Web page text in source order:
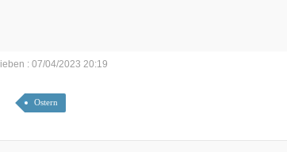
: 07/04/2023 20:19
Ostern